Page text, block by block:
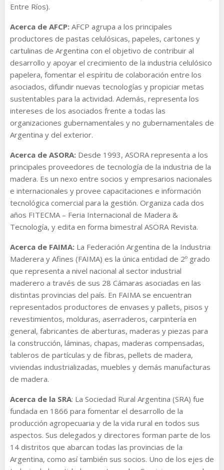
Entre Ríos).
Acerca de AFCP: AFCP agrupa a los principales
productores de pastas celulósicas, papeles, cartones y
cartulinas de Argentina con el objetivo de contribuir al
desarrollo y apoyar el crecimiento de la industria celulósico
papelera, fomentar el espíritu de colaboración entre los
asociados, difundir nuevas tecnologías y propiciar metas
sustentables para la actividad. Además, representa los
intereses de los asociados frente a todas las
organizaciones gubernamentales y no gubernamentales de
Argentina y del exterior.
Acerca de ASORA: Desde 1993, ASORA representa a los
principales proveedores de tecnología de la industria de la
madera. Es un nexo entre socios y empresarios nacionales
e internacionales y provee capacitaciones e información
tecnológica comercial para la gestión. Organiza cada dos
años FITECMA – Feria Internacional de Madera &
Tecnología, y edita en forma bimestral ASORA Revista.
Acerca de FAIMA: La Federación Argentina de la Industria
Maderera y Afines (FAIMA) es la única entidad de 2º grado
que representa a nivel nacional al sector industrial
maderero a través de sus 28 Cámaras asociadas en las
distintas provincias del país. En FAIMA se encuentran
representados productores de envases y pallets, pisos y
revestimientos, molduras, aserraderos, carpintería en
general, fabricantes de aberturas, maderas y piezas para
la construcción, láminas, chapas, maderas compensadas,
tableros de partículas y de fibras, pellets de madera,
viviendas industrializadas, muebles y demás manufacturas
de madera.
Acerca de la SRA: La Sociedad Rural Argentina (SRA) fue
fundada en 1866 para fomentar el desarrollo de la
producción agropecuaria y de la vida rural en todos sus
aspectos. Sus delegados y directores forman parte de los
14 distritos que abarcan todas las provincias de la
Argentina, como así también sus socios. Uno de los ejes de